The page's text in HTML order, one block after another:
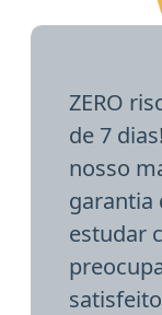
ZERO
de 7
nosso
garantia
estudar